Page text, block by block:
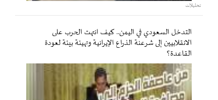
تحليلات
التدخل السعودي في اليمن.. كيف انتهت الحرب على
الانقلابيين إلى شرعنة الذراع الإيرانية وتهيئة بيئة لعودة
القاعدة؟